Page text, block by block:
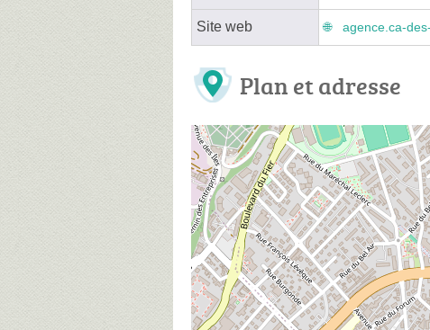
Site web agence.ca-
Plan et adresse